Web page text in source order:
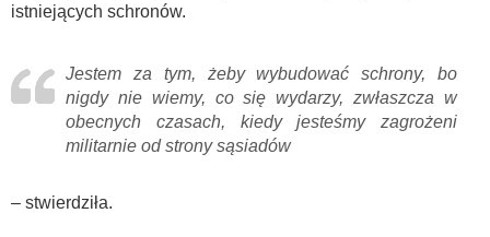
istniejących schronów.
Jestem za tym, żeby wybudować schrony, bo
nigdy nie wiemy, co się wydarzy, zwłaszcza w
obecnych czasach, kiedy jesteśmy zagrożeni
militarnie od strony sąsiadów
– stwierdziła.